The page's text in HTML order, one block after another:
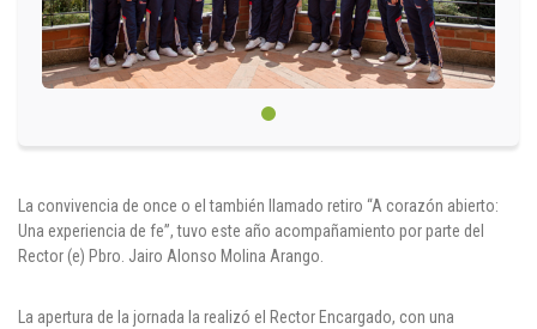
La convivencia de once o el también llamado retiro “A corazón abierto:
Una experiencia de fe”, tuvo este año acompañamiento por parte del
Rector (e) Pbro. Jairo Alonso Molina Arango.
La apertura de la jornada la realizó el Rector Encargado, con una
PQRSF
Línea de Atención al Cliente
+574 460 07 07